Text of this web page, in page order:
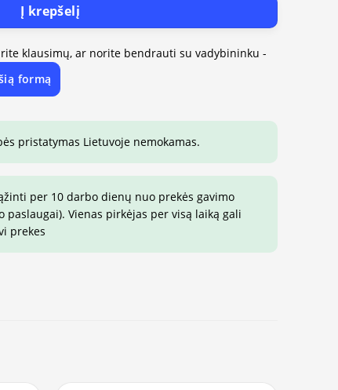
Į krepšelį
klausimų, ar norite bendrauti su vadybininku -
formą
pristatymas Lietuvoje nemokamas.
per 10 darbo dienų nuo prekės gavimo
paslaugai). Vienas pirkėjas per visą laiką gali
prekes